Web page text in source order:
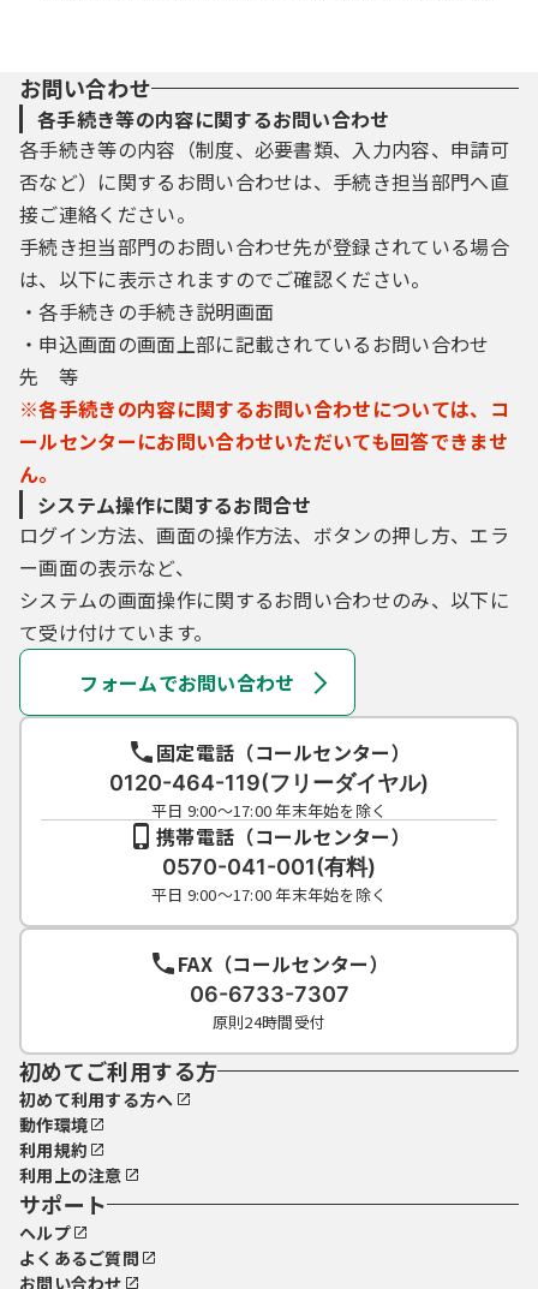
お問い合わせ
各手続き等の内容に関するお問い合わせ
各手続き等の内容（制度、必要書類、入力内容、申請可
否など）に関するお問い合わせは、手続き担当部門へ直
接ご連絡ください。
手続き担当部門のお問い合わせ先が登録されている場合
は、以下に表示されますのでご確認ください。
・各手続きの手続き説明画面
・申込画面の画面上部に記載されているお問い合わせ
先 等
※各手続きの内容に関するお問い合わせについては、コ
ールセンターにお問い合わせいただいても回答できませ
ん。
システム操作に関するお問合せ
ログイン方法、画面の操作方法、ボタンの押し方、エラ
ー画面の表示など、
システムの画面操作に関するお問い合わせのみ、以下に
て受け付けています。
フォームでお問い合わせ
固定電話（コールセンター）
0120-464-119(フリーダイヤル)
平日 9:00～17:00 年末年始を除く
携帯電話（コールセンター）
0570-041-001(有料)
平日 9:00～17:00 年末年始を除く
FAX（コールセンター）
06-6733-7307
原則24時間受付
初めてご利用する方
初めて利用する方へ
動作環境
利用規約
利用上の注意
サポート
ヘルプ
よくあるご質問
お問い合わせ